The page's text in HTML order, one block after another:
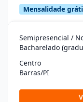
Mensalidade
Semipresencial /
Bacharelado
Centro
Barras/PI